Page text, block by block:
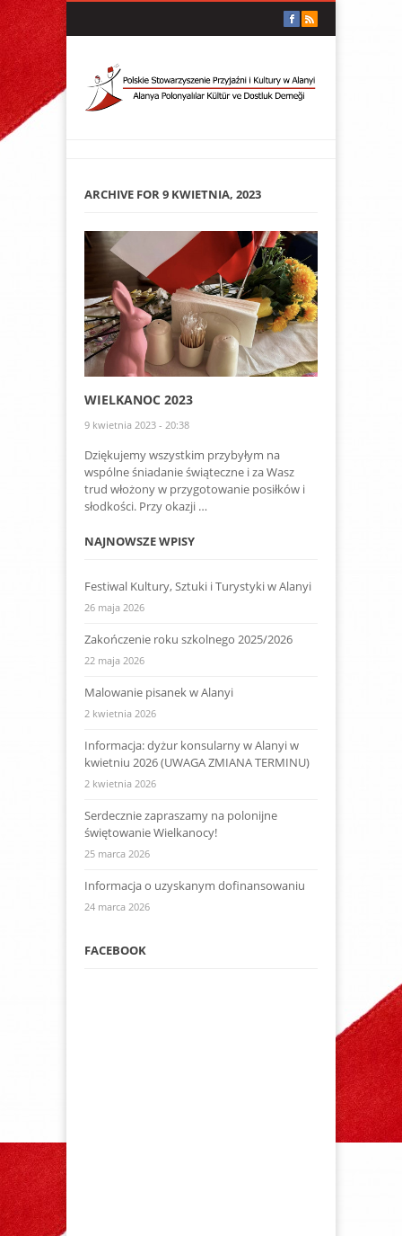
ARCHIVE FOR 9 KWIETNIA, 2023
WIELKANOC 2023
9 kwietnia 2023 - 20:38
Dziękujemy wszystkim przybyłym na
wspólne śniadanie świąteczne i za Wasz
trud włożony w przygotowanie posiłków i
słodkości. Przy okazji …
NAJNOWSZE WPISY
Festiwal Kultury, Sztuki i Turystyki w Alanyi
26 maja 2026
Zakończenie roku szkolnego 2025/2026
22 maja 2026
Malowanie pisanek w Alanyi
2 kwietnia 2026
Informacja: dyżur konsularny w Alanyi w
kwietniu 2026 (UWAGA ZMIANA TERMINU)
2 kwietnia 2026
Serdecznie zapraszamy na polonijne
świętowanie Wielkanocy!
25 marca 2026
Informacja o uzyskanym dofinansowaniu
24 marca 2026
FACEBOOK